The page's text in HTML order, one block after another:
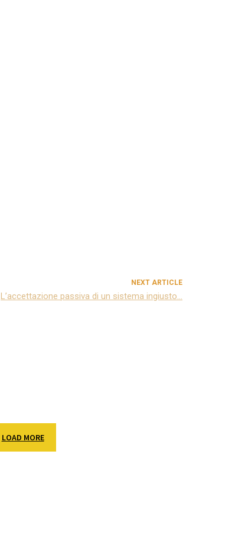
NEXT ARTICLE
L’accettazione passiva di un sistema ingiusto…
LOAD MORE